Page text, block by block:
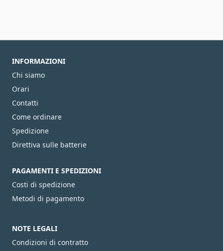
INFORMAZIONI
Chi siamo
Orari
Contatti
Come ordinare
Spedizione
Direttiva sulle batterie
PAGAMENTI E SPEDIZIONI
Costi di spedizione
Metodi di pagamento
NOTE LEGALI
Condizioni di contratto